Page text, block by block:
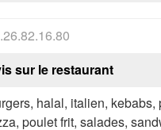
sur le restaurant
halal, italien, kebabs,
poulet frit, salades,